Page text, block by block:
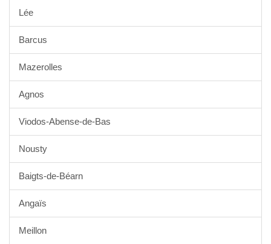
Lée
Barcus
Mazerolles
Agnos
Viodos-Abense-de-Bas
Nousty
Baigts-de-Béarn
Angaïs
Meillon